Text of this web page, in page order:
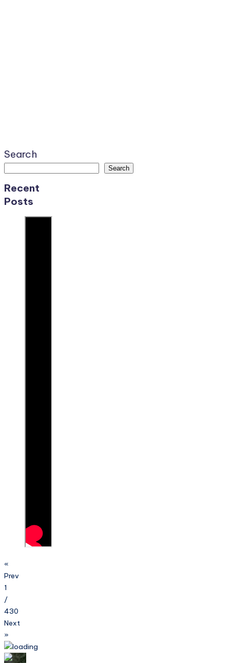
Search
Search
Recent
Posts
«
Prev
1
/
430
Next
»